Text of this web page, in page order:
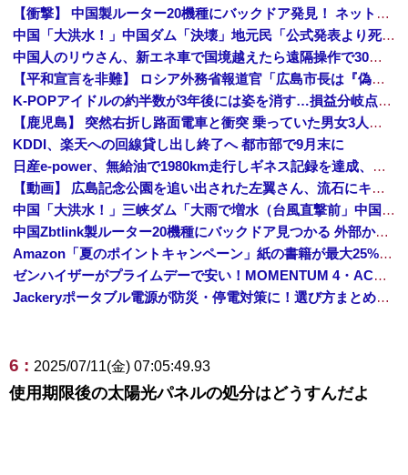
【衝撃】 中国製ルーター20機種にバックドア発見！ ネットに繋ぐだけで35秒ごとに中国のサーバーと通信
中国「大洪水！」中国ダム「決壊」地元民「公式発表より死者多い！」中国政府「住民拘束！（安否不明」中国当局「救助隊動画も削除」台風13号「三峡ダム接近中」→
中国人のリウさん、新エネ車で国境越えたら遠隔操作で30時間ロックされる！
【平和宣言を非難】 ロシア外務省報道官「広島市長は『偽りの呪文』繰り返している」
K-POPアイドルの約半数が3年後には姿を消す…損益分岐点突破は4％未満
【鹿児島】 突然右折し路面電車と衝突 乗っていた男女3人は車を放置しダッシュで逃走中
KDDI、楽天への回線貸し出し終了へ 都市部で9月末に
日産e-power、無給油で1980km走行しギネス記録を達成、無駄な発電や送電ロスなくEVよりエコを証明
【動画】 広島記念公園を追い出された左翼さん、流石にキモすぎて炎上
中国「大洪水！」三峡ダム「大雨で増水（台風直撃前」中国ダム「緊急放流！」中国鉄道「列車が走行中に流される」中国避難所「支援物資は有料です」謎の勢力「え」→
中国Zbtlink製ルーター20機種にバックドア見つかる 外部から完全制御のおそれ
Amazon「夏のポイントキャンペーン」紙の書籍が最大25%ポイント還元 対象と条件を整理（2026年7月）
ゼンハイザーがプライムデーで安い！MOMENTUM 4・ACCENTUMなど対象モデルまとめ！
Jackeryポータブル電源が防災・停電対策に！選び方まとめ【プライムデー最終日】
6 : 2025/07/11(金) 07:05:49.93
使用期限後の太陽光パネルの処分はどうすんだよ